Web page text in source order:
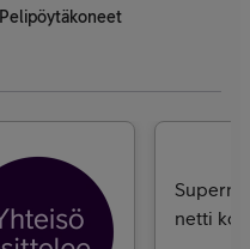
Pelipöytäkoneet
netti